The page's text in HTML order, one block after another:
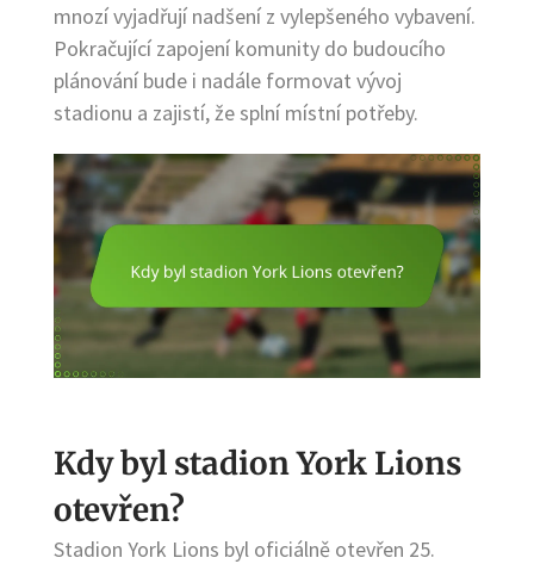
mnozí vyjadřují nadšení z vylepšeného vybavení.
Pokračující zapojení komunity do budoucího
plánování bude i nadále formovat vývoj
stadionu a zajistí, že splní místní potřeby.
Kdy byl stadion York Lions
otevřen?
Stadion York Lions byl oficiálně otevřen 25.